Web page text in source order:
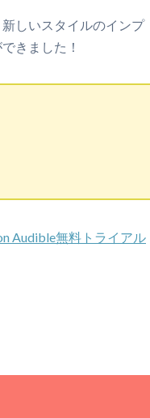
新しいスタイルのインプ
きました！
Audible無料トライアル